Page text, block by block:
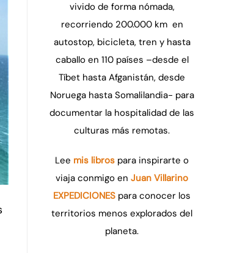
vivido de forma nómada,
recorriendo 200.000 km en
autostop, bicicleta, tren y hasta
caballo en 110 países –desde el
Tíbet hasta Afganistán, desde
Noruega hasta Somalilandia- para
documentar la hospitalidad de las
culturas más remotas.
Lee mis libros para inspirarte o
viaja conmigo en Juan Villarino
EXPEDICIONES para conocer los
territorios menos explorados del
planeta.